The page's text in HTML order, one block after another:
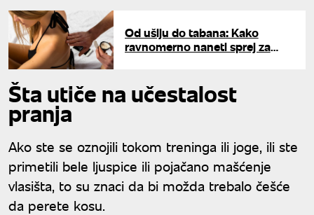
Od ušiju do tabana: Kako
ravnomerno naneti sprej za
Šta utiče na učestalost
pranja
Ako ste se oznojili tokom treninga ili joge, ili ste
primetili bele ljuspice ili pojačano mašćenje
vlasišta, to su znaci da bi možda trebalo češće
da perete kosu.